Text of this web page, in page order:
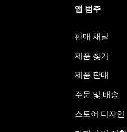
앱 범주
판매 채널
제품 찾기
제품 판매
주문 및 배송
스토어 디자인